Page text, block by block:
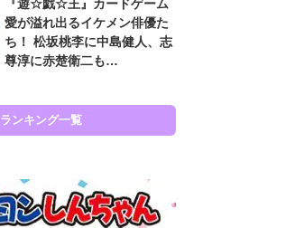
『遊☆戯☆王』カードゲーム
愛が溢れ出るイケメン俳優た
ち！ 松坂桃李に中島健人、志
尊淳に赤楚衛二も…
ランキング一覧